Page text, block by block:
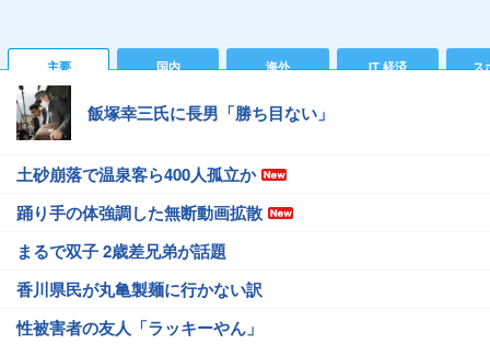
主要 国内 海外 IT 経済 ス
飯塚幸三氏に長男「勝ち目ない」
土砂崩落で温泉客ら400人孤立か
踊り手の体強調した無断動画拡散
まるで双子 2歳差兄弟が話題
香川県民が丸亀製麺に行かない訳
性被害者の友人「ラッキーやん」